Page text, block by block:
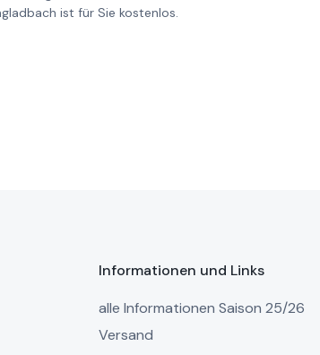
ist für Sie kostenlos.
Informationen und Links
alle Informationen Saison 25/26
Versand